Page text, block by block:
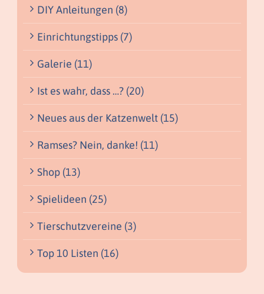
DIY Anleitungen (8)
Einrichtungstipps (7)
Galerie (11)
Ist es wahr, dass …? (20)
Neues aus der Katzenwelt (15)
Ramses? Nein, danke! (11)
Shop (13)
Spielideen (25)
Tierschutzvereine (3)
Top 10 Listen (16)